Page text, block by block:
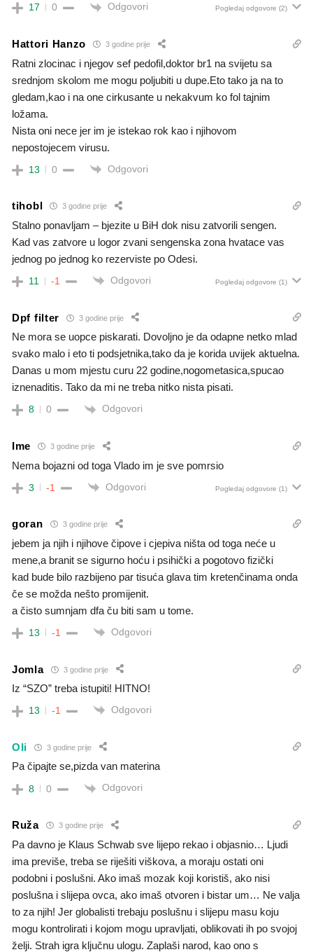
17 0 Odgovori Pogledaj odgovore (2)
Hattori Hanzo 3 godine prije
Ratni zlocinac i njegov sef pedofil,doktor br1 na svijetu sa
srednjom skolom me mogu poljubiti u dupe.Eto tako ja na to
gledam,kao i na one cirkusante u nekakvum ko fol tajnim
ložama.
Nista oni nece jer im je istekao rok kao i njihovom
nepostojecem virusu.
13 0 Odgovori
tihobl 3 godine prije
Stalno ponavljam – bjezite u BiH dok nisu zatvorili sengen.
Kad vas zatvore u logor zvani sengenska zona hvatace vas
jednog po jednog ko rezerviste po Odesi.
11 -1 Odgovori Pogledaj odgovore (1)
Dpf filter 3 godine prije
Ne mora se uopce piskarati. Dovoljno je da odapne netko mlad
svako malo i eto ti podsjetnika,tako da je korida uvijek aktuelna.
Danas u mom mjestu curu 22 godine,nogometasica,spucao
iznenaditis. Tako da mi ne treba nitko nista pisati.
8 0 Odgovori
Ime 3 godine prije
Nema bojazni od toga Vlado im je sve pomrsio
3 -1 Odgovori Pogledaj odgovore (1)
goran 3 godine prije
jebem ja njih i njihove čipove i cjepiva ništa od toga neće u
mene,a branit se sigurno hoću i psihički a pogotovo fizički
kad bude bilo razbijeno par tisuća glava tim kretenčinama onda
če se možda nešto promijenit.
a čisto sumnjam dfa ču biti sam u tome.
13 -1 Odgovori
Jomla 3 godine prije
Iz “SZO” treba istupiti! HITNO!
13 -1 Odgovori
Oli 3 godine prije
Pa čipajte se,pizda van materina
8 0 Odgovori
Ruža 3 godine prije
Pa davno je Klaus Schwab sve lijepo rekao i objasnio… Ljudi
ima previše, treba se riješiti viškova, a moraju ostati oni
podobni i poslušni. Ako imaš mozak koji koristiš, ako nisi
poslušna i slijepa ovca, ako imaš otvoren i bistar um… Ne valja
to za njih! Jer globalisti trebaju poslušnu i slijepu masu koju
mogu kontrolirati i kojom mogu upravljati, oblikovati ih po svojoj
želji. Strah igra ključnu ulogu. Zaplaši narod, kao ono s